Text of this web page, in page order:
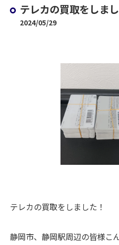
テレカの買取をしまし
2024/05/29
テレカの買取をしました！
静岡市、静岡駅周辺の皆様こ